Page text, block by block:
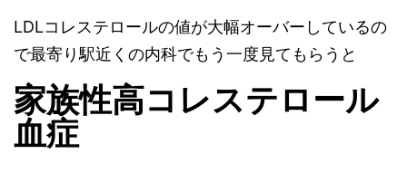
LDLコレステロールの値が大幅オーバーしているの
で最寄り駅近くの内科でもう一度見てもらうと
家族性高コレステロール
血症